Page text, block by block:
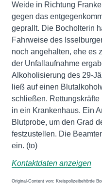
Weide in Richtung
gegen das
geprallt. Die Bocholterin
Fahrweise des
noch angehalten, ehe es
der Unfallaufnahme
Alkoholisierung des 29-
ließ auf einen
schließen.
in ein Krankenhaus. Ein
Blutprobe, um den Grad
festzustellen. Die
ein. (to)
Kontaktdaten anzeigen
Original-Content von: Kreispolizeibehörde